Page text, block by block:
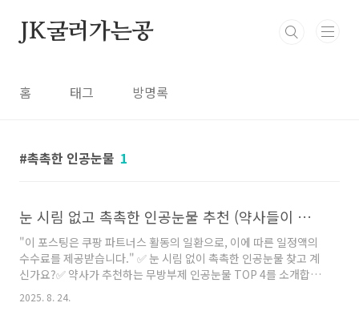
JK굴러가는공
홈 태그 방명록
촉촉한 인공눈물 1
눈 시림 없고 촉촉한 인공눈물 추천 (약사들이 고른 제품)
"이 포스팅은 쿠팡 파트너스 활동의 일환으로, 이에 따른 일정액의
수수료를 제공받습니다." ✅ 눈 시림 없이 촉촉한 인공눈물 찾고 계
신가요?✅ 약사가 추천하는 무방부제 인공눈물 TOP 4를 소개합니
다!✅ 사용감, 성분, 가성비까지 실제 사용자 리뷰 기준으로 정리했
어요 👀💧 렌즈를 자주 착용하거나, 장시간 컴퓨터 작업을 하다 보
2025. 8. 24.